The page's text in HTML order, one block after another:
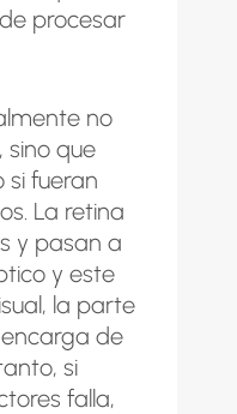
procesar
no
sino que
fueran
La retina
y pasan a
y este
la parte
de
si
falla,